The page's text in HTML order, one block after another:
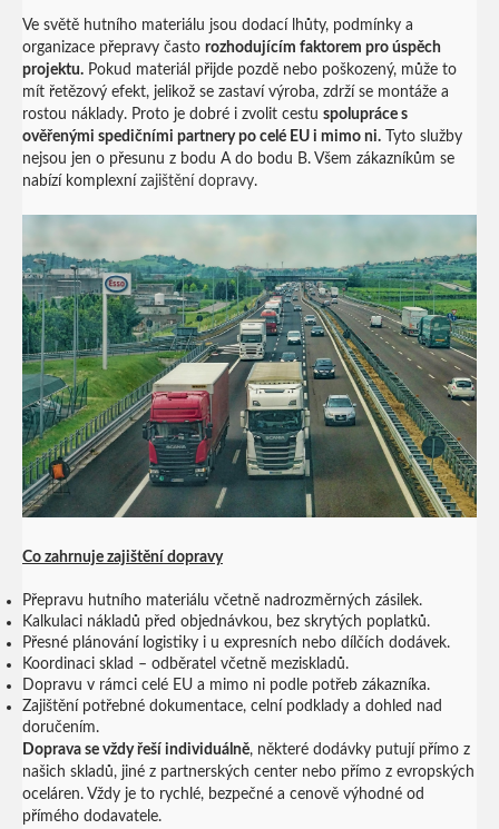
Ve světě hutního materiálu jsou dodací lhůty, podmínky a
organizace přepravy často rozhodujícím faktorem pro úspěch
projektu. Pokud materiál přijde pozdě nebo poškozený, může to
mít řetězový efekt, jelikož se zastaví výroba, zdrží se montáže a
rostou náklady. Proto je dobré i zvolit cestu spolupráce s
ověřenými spedičními partnery po celé EU i mimo ni. Tyto služby
nejsou jen o přesunu z bodu A do bodu B. Všem zákazníkům se
nabízí komplexní zajištění dopravy.
Co zahrnuje zajištění dopravy
Přepravu hutního materiálu včetně nadrozměrných zásilek.
Kalkulaci nákladů před objednávkou, bez skrytých poplatků.
Přesné plánování logistiky i u expresních nebo dílčích dodávek.
Koordinaci sklad – odběratel včetně meziskladů.
Dopravu v rámci celé EU a mimo ni podle potřeb zákazníka.
Zajištění potřebné dokumentace, celní podklady a dohled nad
doručením.
Doprava se vždy řeší individuálně, některé dodávky putují přímo z
našich skladů, jiné z partnerských center nebo přímo z evropských
oceláren. Vždy je to rychlé, bezpečné a cenově výhodné od
přímého dodavatele.